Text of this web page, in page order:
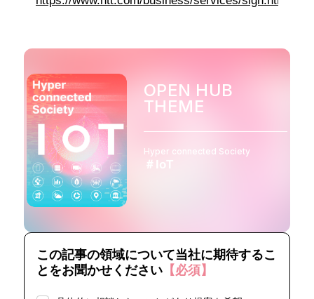
OPEN HUB
THEME
Hyper connected Society
＃IoT
この記事の領域について当社に期待するこ
とをお聞かせください【必須】